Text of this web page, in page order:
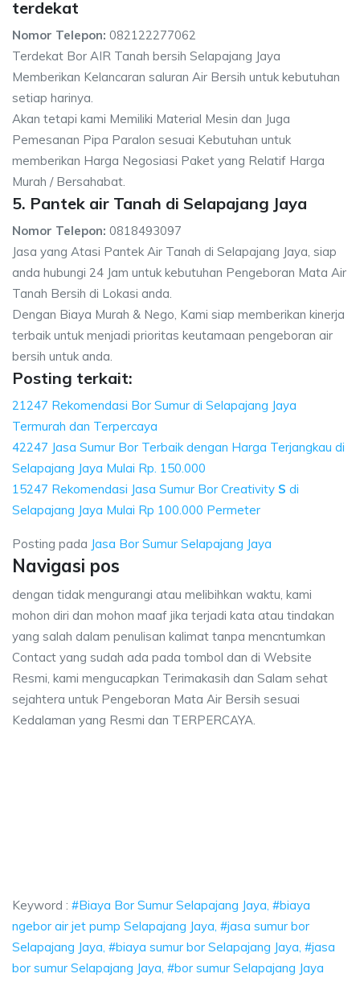
terdekat
Nomor Telepon: 082122277062
Terdekat Bor AIR Tanah bersih Selapajang Jaya
Memberikan Kelancaran saluran Air Bersih untuk kebutuhan
setiap harinya.
Akan tetapi kami Memiliki Material Mesin dan Juga
Pemesanan Pipa Paralon sesuai Kebutuhan untuk
memberikan Harga Negosiasi Paket yang Relatif Harga
Murah / Bersahabat.
5. Pantek air Tanah di Selapajang Jaya
Nomor Telepon: 0818493097
Jasa yang Atasi Pantek Air Tanah di Selapajang Jaya, siap
anda hubungi 24 Jam untuk kebutuhan Pengeboran Mata Air
Tanah Bersih di Lokasi anda.
Dengan Biaya Murah & Nego, Kami siap memberikan kinerja
terbaik untuk menjadi prioritas keutamaan pengeboran air
bersih untuk anda.
Posting terkait:
21247 Rekomendasi Bor Sumur di Selapajang Jaya
Termurah dan Terpercaya
42247 Jasa Sumur Bor Terbaik dengan Harga Terjangkau di
Selapajang Jaya Mulai Rp. 150.000
15247 Rekomendasi Jasa Sumur Bor Creativity S di
Selapajang Jaya Mulai Rp 100.000 Permeter
Posting pada Jasa Bor Sumur Selapajang Jaya
Navigasi pos
dengan tidak mengurangi atau melibihkan waktu, kami
mohon diri dan mohon maaf jika terjadi kata atau tindakan
yang salah dalam penulisan kalimat tanpa mencntumkan
Contact yang sudah ada pada tombol dan di Website
Resmi, kami mengucapkan Terimakasih dan Salam sehat
sejahtera untuk Pengeboran Mata Air Bersih sesuai
Kedalaman yang Resmi dan TERPERCAYA.
Keyword : #Biaya Bor Sumur Selapajang Jaya, #biaya
ngebor air jet pump Selapajang Jaya, #jasa sumur bor
Selapajang Jaya, #biaya sumur bor Selapajang Jaya, #jasa
bor sumur Selapajang Jaya, #bor sumur Selapajang Jaya